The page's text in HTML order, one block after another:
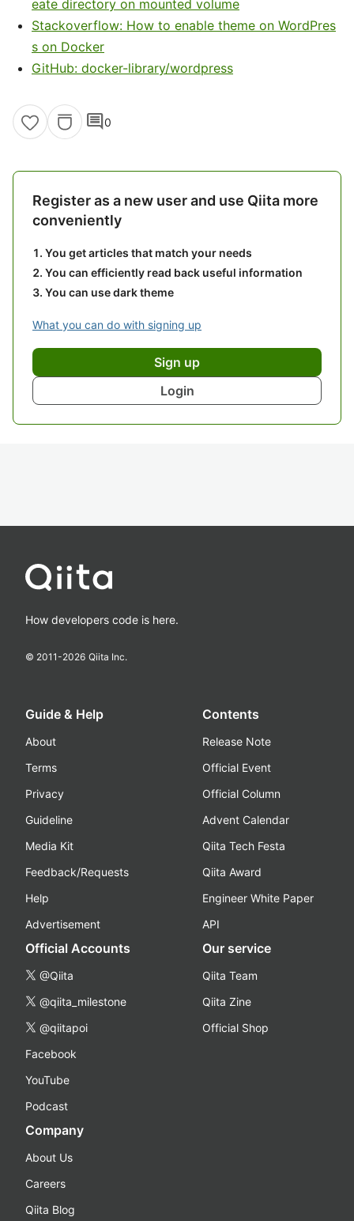
eate directory on mounted volume
Stackoverflow: How to enable theme on WordPres
s on Docker
GitHub: docker-library/wordpress
comment0
Register as a new user and use Qiita more
conveniently
You get articles that match your needs
You can efficiently read back useful information
You can use dark theme
What you can do with signing up
Sign up
Login
How developers code is here.
© 2011-2026 Qiita Inc.
Guide & Help
About
Terms
Privacy
Guideline
Media Kit
Feedback/Requests
Help
Advertisement
Contents
Release Note
Official Event
Official Column
Advent Calendar
Qiita Tech Festa
Qiita Award
Engineer White Paper
API
Official Accounts
@Qiita
@qiita_milestone
@qiitapoi
Facebook
YouTube
Podcast
Our service
Qiita Team
Qiita Zine
Official Shop
Company
About Us
Careers
Qiita Blog